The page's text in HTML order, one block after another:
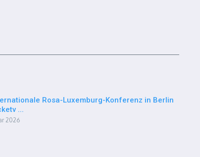
Rosa-Luxemburg-Konferenz in Berlin
...
2026